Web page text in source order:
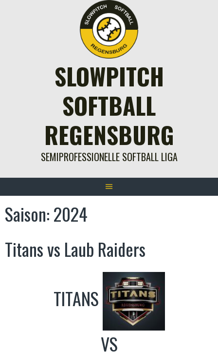
SLOWPITCH
SOFTBALL
REGENSBURG
SEMIPROFESSIONELLE SOFTBALL LIGA
Saison:2024
Titans vs Laub Raiders
TITANS
VS